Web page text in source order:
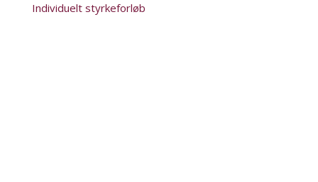
Individuelt styrkeforløb